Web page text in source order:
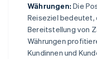
Währungen: Die
Reiseziel bedeutet,
Bereitstellung von
Währungen
Kundinnen und